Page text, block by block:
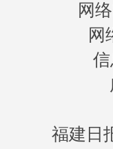
网
网
福建日